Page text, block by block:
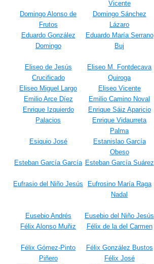
Vicente
Domingo Alonso de
Frutos
Domingo Sánchez
Lázaro
Eduardo González
Domingo
Eduardo María Serrano
Buj
Eliseo de Jesús
Crucificado
Eliseo M. Fontdecava
Quiroga
Eliseo Miguel Largo
Eliseo Vicente
Emilio Arce Díez
Emilio Camino Noval
Enrique Izquierdo
Palacios
Enrique Sáiz Aparicio
Enrique Vidaurreta
Palma
Esiquio José
Estanislao García
Obeso
Esteban García García Esteban García Suárez
Eufrasio del Niño Jesús
Eufrosino María Raga
Nadal
Eusebio Andrés
Eusebio del Niño Jesús
Félix Alonso Muñiz
Félix de la del Carmen
Félix Gómez-Pinto
Piñero
Félix González Bustos
Félix José